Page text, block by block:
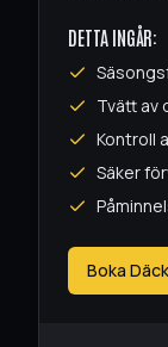
DETTA INGÅR:
Tvätt av
Kontroll
Säker
Boka